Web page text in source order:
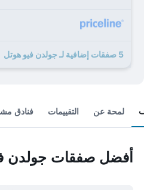
5 صفقات إضافية لـ جولدن فيو هوتل
لمحة عن التقييمات فنادق
أفضل صفقات جولدن